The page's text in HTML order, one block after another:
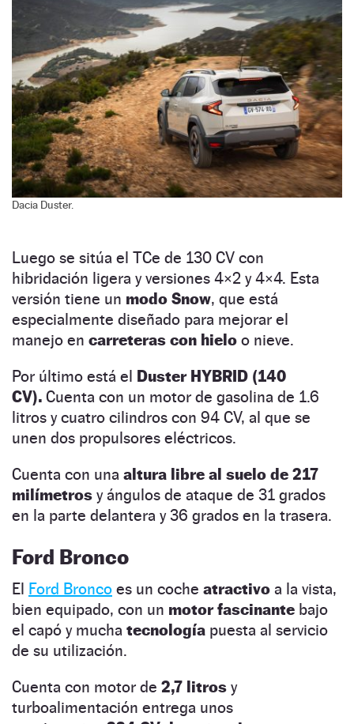
Dacia Duster.
Luego se sitúa el TCe de 130 CV con
hibridación ligera y versiones 4×2 y 4×4. Esta
versión tiene un modo Snow, que está
especialmente diseñado para mejorar el
manejo en carreteras con hielo o nieve.
Por último está el Duster HYBRID (140
CV). Cuenta con un motor de gasolina de 1.6
litros y cuatro cilindros con 94 CV, al que se
unen dos propulsores eléctricos.
Cuenta con una altura libre al suelo de 217
milímetros y ángulos de ataque de 31 grados
en la parte delantera y 36 grados en la trasera.
Ford Bronco
El Ford Bronco es un coche atractivo a la vista,
bien equipado, con un motor fascinante bajo
el capó y mucha tecnología puesta al servicio
de su utilización.
Cuenta con motor de 2,7 litros y
turboalimentación entrega unos